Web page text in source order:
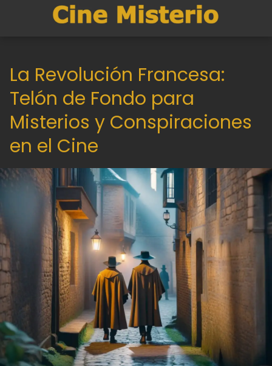
La Revolución Francesa:
Telón de Fondo para
Misterios y Conspiraciones
en el Cine